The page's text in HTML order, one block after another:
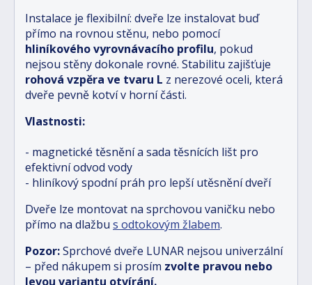
Instalace je flexibilní: dveře lze instalovat buď
přímo na rovnou stěnu, nebo pomocí
hliníkového vyrovnávacího profilu, pokud
nejsou stěny dokonale rovné. Stabilitu zajišťuje
rohová vzpěra ve tvaru L z nerezové oceli, která
dveře pevně kotví v horní části.
Vlastnosti:
- magnetické těsnění a sada těsnících lišt pro
efektivní odvod vody
- hliníkový spodní práh pro lepší utěsnění dveří
Dveře lze montovat na sprchovou vaničku nebo
přímo na dlažbu s odtokovým žlabem.
Pozor:Sprchové dveře LUNAR nejsou univerzální
– před nákupem si prosím zvolte pravou nebo
levou variantu otvírání.